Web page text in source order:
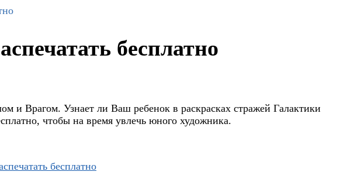
бесплатно
и Врагом. Узнает ли Ваш ребенок в раскрасках стражей Галактики
чтобы на время увлечь юного художника.